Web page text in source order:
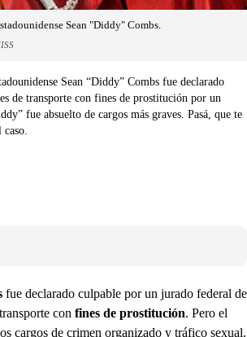
Sean "Diddy" Combs.
Sean “Diddy” Combs fue declarado
de transporte con fines de prostitución por un
fue absuelto de cargos más graves. Pasá, que te
fue declarado culpable por un jurado federal de
con fines de prostitución. Pero el
cargos de crimen organizado y tráfico sexual.